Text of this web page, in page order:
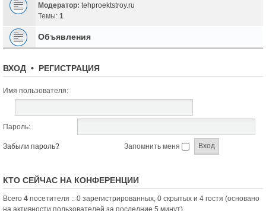
Модератор: tehproektstroy.ru
Темы: 1
Объявления
ВХОД • РЕГИСТРАЦИЯ
Имя пользователя:
Пароль:
Забыли пароль? Запомнить меня
КТО СЕЙЧАС НА КОНФЕРЕНЦИИ
Всего 4 посетителя :: 0 зарегистрированных, 0 скрытых и 4 гостя (основано
на активности пользователей за последние 5 минут)